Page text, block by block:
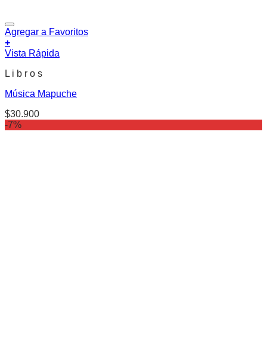
Agregar a Favoritos
+
Vista Rápida
L i b r o s
Música Mapuche
$30.900
-7%